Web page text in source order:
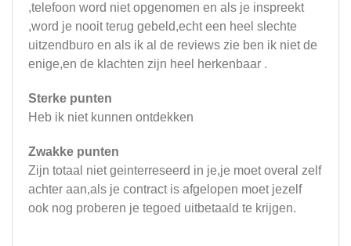
,telefoon word niet opgenomen en als je inspreekt
,word je nooit terug gebeld,echt een heel slechte
uitzendburo en als ik al de reviews zie ben ik niet de
enige,en de klachten zijn heel herkenbaar .
Sterke punten
Heb ik niet kunnen ontdekken
Zwakke punten
Zijn totaal niet geinterreseerd in je,je moet overal zelf
achter aan,als je contract is afgelopen moet jezelf
ook nog proberen je tegoed uitbetaald te krijgen.